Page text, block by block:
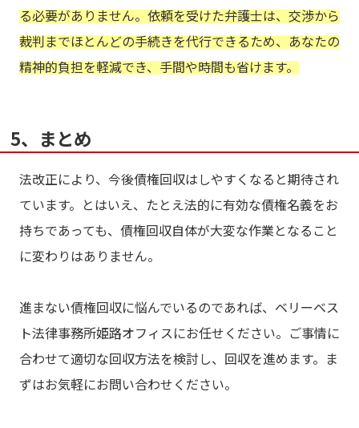
る必要がありません。依頼を受けた弁護士は、交渉から
裁判までほとんどの手続きを代行できるため、あなたの
精神的負担を軽減でき、手間や時間も省けます。
5、まとめ
法改正により、今後債権回収はしやすくなると期待され
ています。とはいえ、たとえ法的に有効な債権名義をお
持ちであっても、債権回収自体が大変な作業となること
に変わりはありません。
進まない債権回収に悩んでいるのであれば、ベリーベス
ト法律事務所姫路オフィスにお任せください。ご事情に
合わせて適切な回収方法を検討し、回収を進めます。ま
ずはお気軽にお問い合わせください。